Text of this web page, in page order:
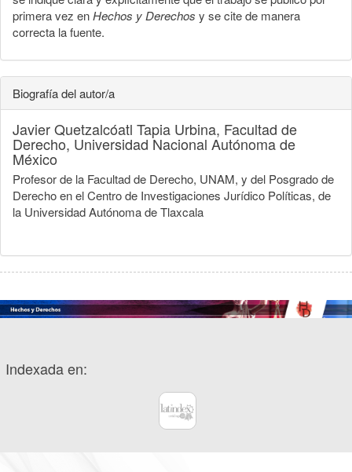
primera vez enHechos y Derechos y se cite de manera
correcta la fuente.
Biografía del autor/a
Javier Quetzalcóatl Tapia Urbina, Facultad de
Derecho, Universidad Nacional Autónoma de
México
Profesor de la Facultad de Derecho, UNAM, y del Posgrado de
Derecho en el Centro de Investigaciones Jurídico Políticas, de
la Universidad Autónoma de Tlaxcala
Indexada en: